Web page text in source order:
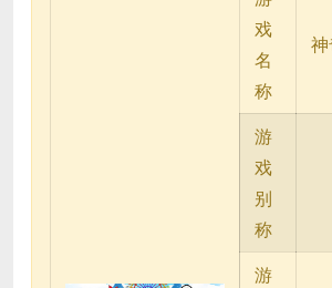
戏
名
称
游
戏
别
称
游